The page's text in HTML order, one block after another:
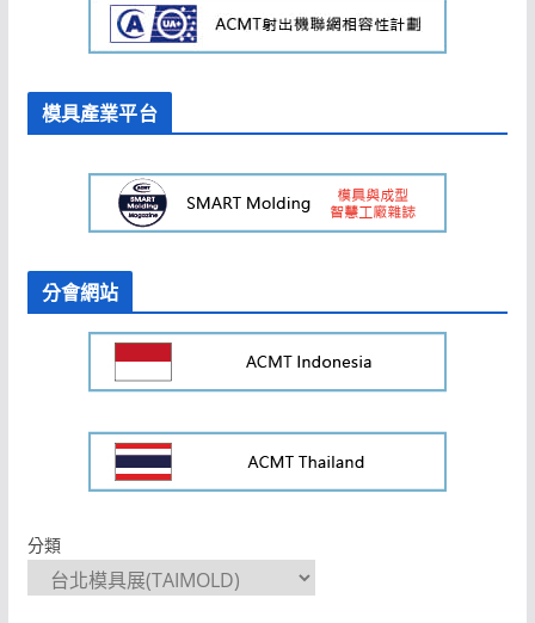
模具產業平台
分會網站
分類